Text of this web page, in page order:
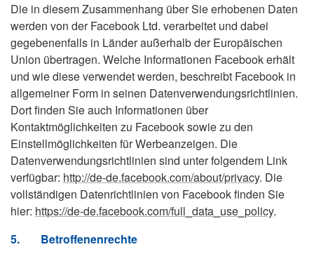
Die in diesem Zusammenhang über Sie erhobenen Daten
werden von der Facebook Ltd. verarbeitet und dabei
gegebenenfalls in Länder außerhalb der Europäischen
Union übertragen. Welche Informationen Facebook erhält
und wie diese verwendet werden, beschreibt Facebook in
allgemeiner Form in seinen Datenverwendungsrichtlinien.
Dort finden Sie auch Informationen über
Kontaktmöglichkeiten zu Facebook sowie zu den
Einstellmöglichkeiten für Werbeanzeigen. Die
Datenverwendungsrichtlinien sind unter folgendem Link
verfügbar: http://de-de.facebook.com/about/privacy. Die
vollständigen Datenrichtlinien von Facebook finden Sie
hier: https://de-de.facebook.com/full_data_use_policy.
5.
Betroffenenrechte